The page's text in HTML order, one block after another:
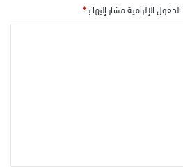
الحقول الإلزامية مشار إليها بـ*